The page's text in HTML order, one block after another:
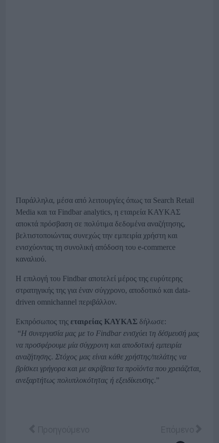
Παράλληλα, μέσα από λειτουργίες όπως τα Search Retail
Media και τα Findbar analytics, η εταιρεία ΚΑΥΚΑΣ
αποκτά πρόσβαση σε πολύτιμα δεδομένα αναζήτησης,
βελτιστοποιώντας συνεχώς την εμπειρία χρήστη και
ενισχύοντας τη συνολική απόδοση του e-commerce
καναλιού.
Η επιλογή του Findbar αποτελεί μέρος της ευρύτερης
στρατηγικής της για έναν σύγχρονο, αποδοτικό και data-
driven omnichannel περιβάλλον.
Εκπρόσωπος της εταιρείας ΚΑΥΚΑΣ δήλωσε:
“Η συνεργασία μας με το Findbar ενισχύει τη δέσμευσή μας
να προσφέρουμε μία σύγχρονη και αποδοτική εμπειρία
αναζήτησης. Στόχος μας είναι κάθε χρήστης/πελάτης να
βρίσκει γρήγορα και με ακρίβεια τα προϊόντα που χρειάζεται,
ανεξαρτήτως πολυπλοκότητας ή εξειδίκευσης.”